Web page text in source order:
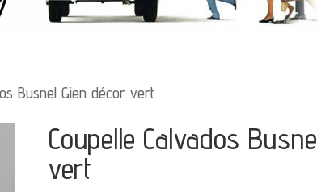
Busnel Gien décor vert
Coupelle Calvados
vert